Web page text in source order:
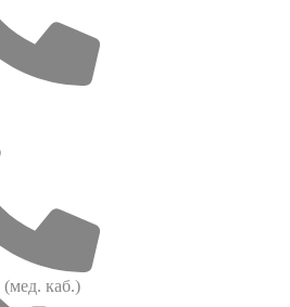
(мед. каб.)